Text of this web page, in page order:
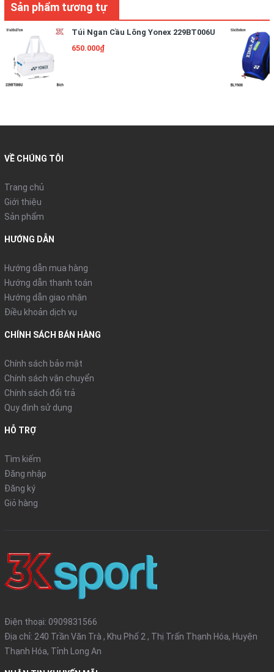
Sản phẩm tương tự
Túi Ngan Cầu Lông Yonex 229BT006U
650.000₫
VỀ CHÚNG TÔI
Trang chủ
Giới thiệu
Sản phẩm
HƯỚNG DẪN
Hướng dẫn mua hàng
Hướng dẫn thanh toán
Hướng dẫn giao nhận
Điều khoản dịch vụ
CHÍNH SÁCH BÁN HÀNG
Chính sách bảo mật
Chính sách vận chuyển
Chính sách đổi trả
Quy định sử dụng
HỖ TRỢ
Tìm kiếm
Đăng nhập
Đăng ký
Giỏ hàng
Điện thoại: 0909831566
Địa chỉ: 240 Trần Văn Trà , Khu Phố 2 , Thị Trấn Thạnh Hóa, Huyện
Thạnh Hóa, Tỉnh Long An